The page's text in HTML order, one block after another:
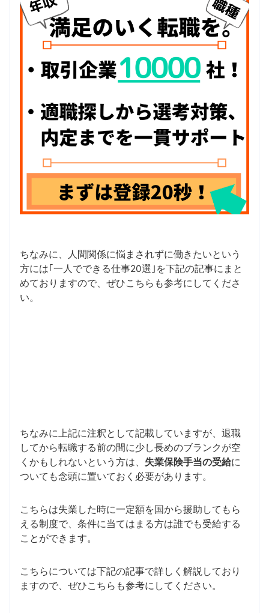
ちなみに、人間関係に悩まされずに働きたいという
方には｢一人でできる仕事20選｣を下記の記事にまと
めておりますので、ぜひこちらも参考にしてくださ
い。
ちなみに上記に注釈として記載していますが、退職
してから転職する前の間に少し長めのブランクが空
くかもしれないという方は、 失業保険手当の受給に
ついても念頭に置いておく必要があります。
こちらは失業した時に一定額を国から援助してもら
える制度で、条件に当てはまる方は誰でも受給する
ことができます。
こちらについては下記の記事で詳しく解説しており
ますので、ぜひこちらも参考にしてください。